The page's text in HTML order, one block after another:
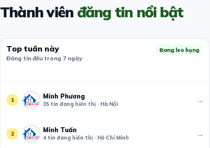
Thành viên đăng tin nổi bật
Top tuần này
Đăng tin đều trong 7 ngày
Đang leo hạng
1 Minh Phương
35 tin đang hiển thị · Hà Nội →
2 Minh Tuấn
4 tin đang hiển thị · Hồ Chí Minh →